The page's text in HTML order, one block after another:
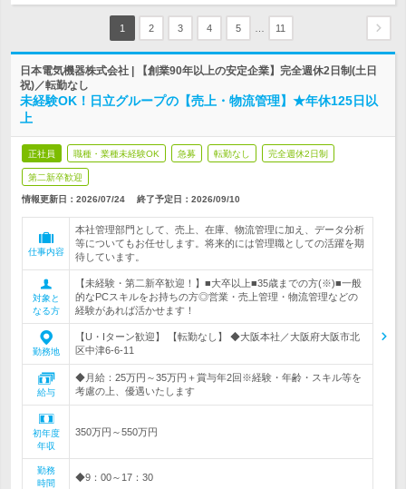
1 2 3 4 5 11
日本電気機器株式会社 | 【創業90年以上の安定企業】完全週休2日制(土日
祝)／転勤なし
未経験OK！日立グループの【売上・物流管理】★年休125日以
上
正社員 職種・業種未経験OK 急募 転勤なし 完全週休2日制
第二新卒歓迎
情報更新日：2026/07/24 終了予定日： 2026/09/10
仕事内容
本社管理部門として、売上、在庫、物流管理に加え、データ分析
等についてもお任せします。将来的には管理職としての活躍を期
待しています。
対象と
なる方
【未経験・第二新卒歓迎！】■大卒以上■35歳までの方(※)■一般
的なPCスキルをお持ちの方◎営業・売上管理・物流管理などの
経験があれば活かせます！
勤務地
【U・Iターン歓迎】 【転勤なし】 ◆大阪本社／大阪府大阪市北
区中津6-6-11
給与
◆月給：25万円～35万円＋賞与年2回※経験・年齢・スキル等を
考慮の上、優遇いたします
初年度
年収
350万円～550万円
勤務
時間
◆9：00～17：30